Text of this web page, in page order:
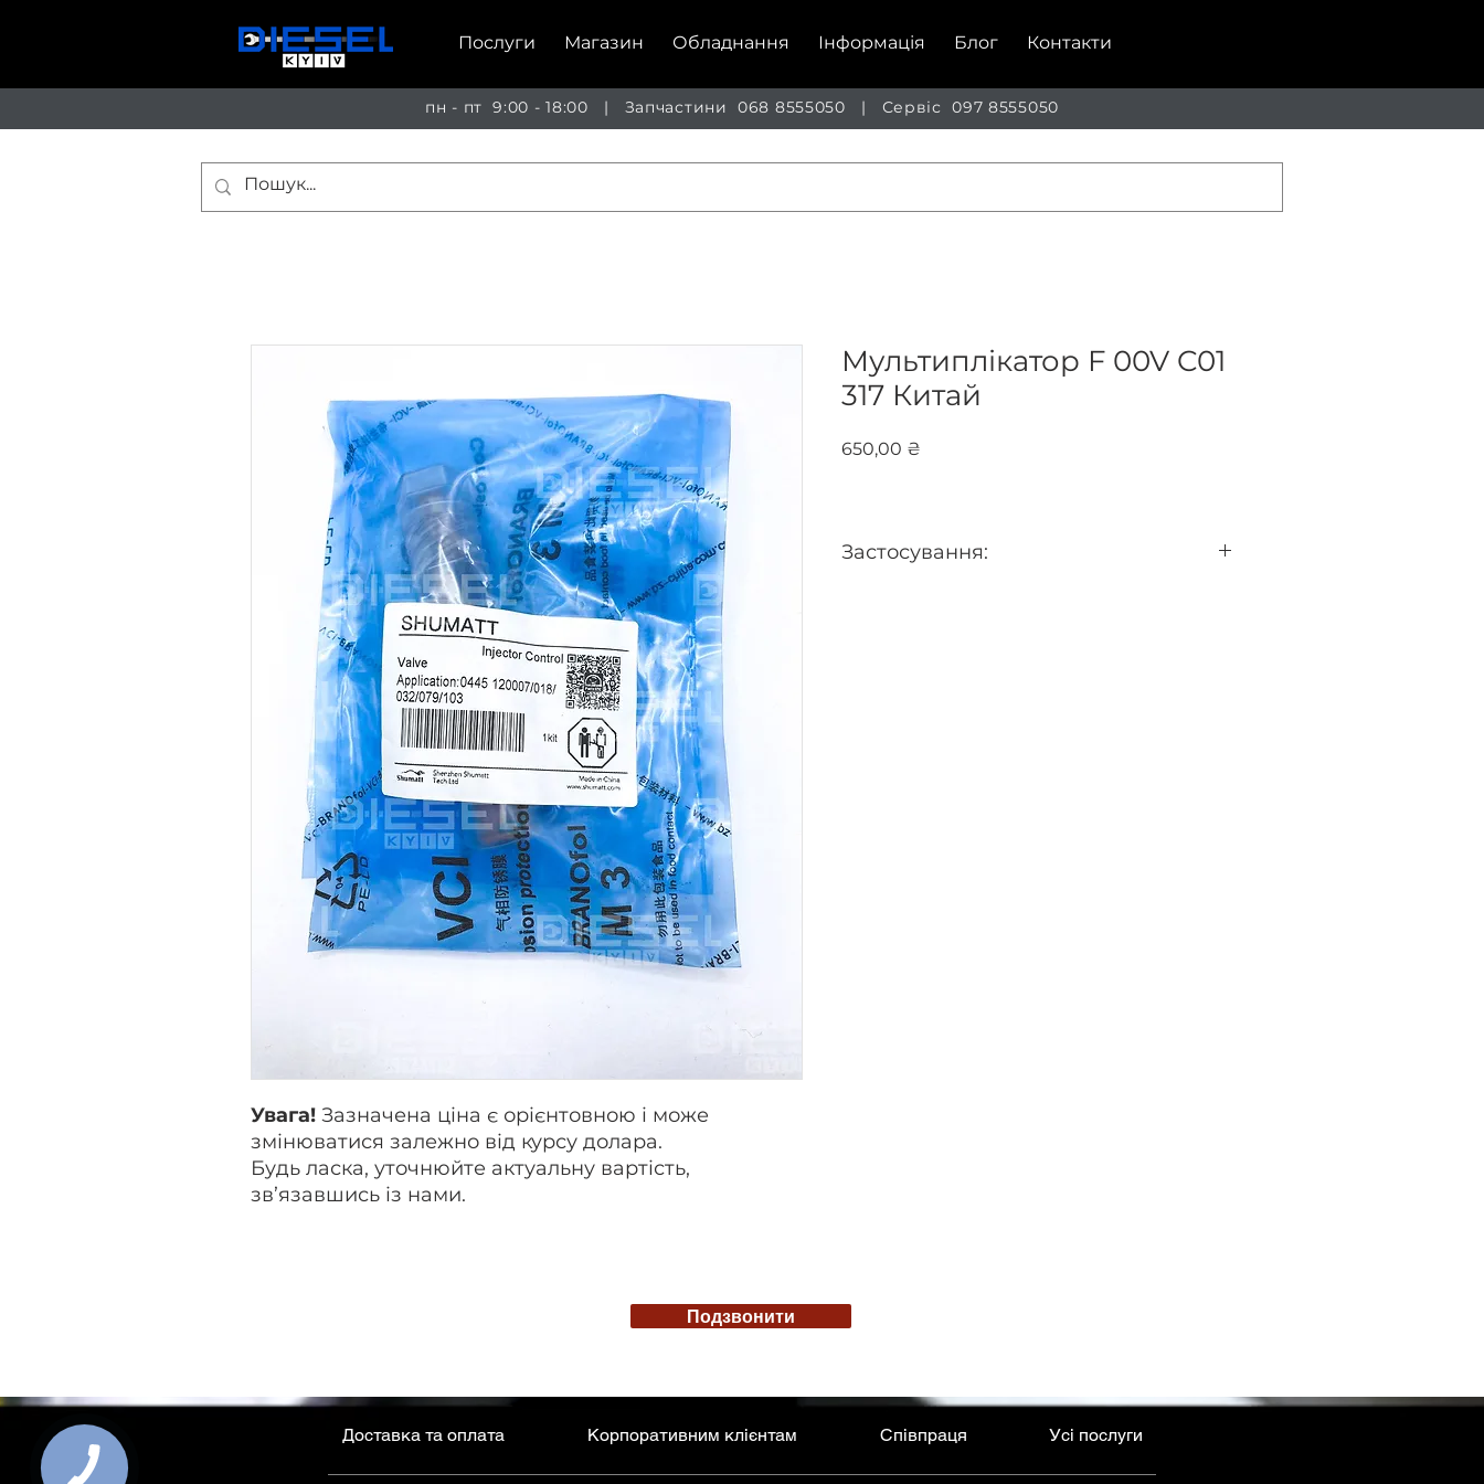
Послуги Магазин Обладнання Інформація Блог Контакти
пн - пт 9:00 - 18:00 | Запчастини068 8555050 | Сервіс097 8555050
Увага! Зазначена ціна є орієнтовною і може
змінюватися залежно від курсу долара.
Будь ласка, уточнюйте актуальну вартість,
зв’язавшись із нами.
Мультиплікатор F 00V C01
317 Китай
650,00 ₴
Застосування:
Подзвонити
Доставка та оплата Корпоративним клієнтам Співпраця Усі послуги